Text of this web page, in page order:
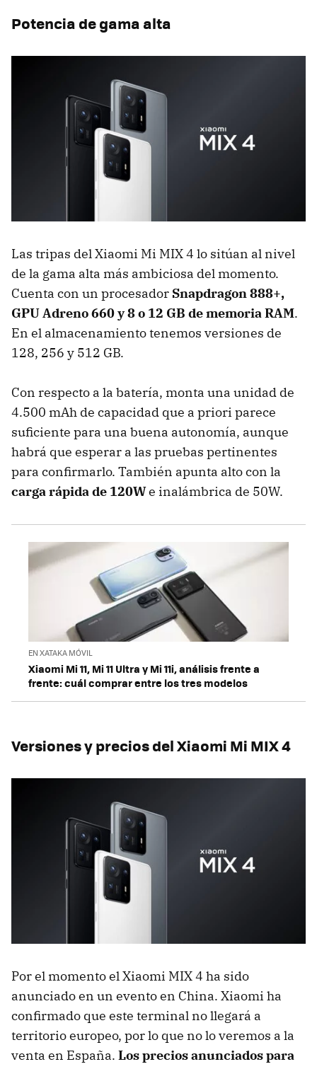
Potencia de gama alta
Las tripas del Xiaomi Mi MIX 4 lo sitúan al nivel
de la gama alta más ambiciosa del momento.
Cuenta con un procesador Snapdragon 888+,
GPU Adreno 660 y 8 o 12 GB de memoria RAM.
En el almacenamiento tenemos versiones de
128, 256 y 512 GB.
Con respecto a la batería, monta una unidad de
4.500 mAh de capacidad que a priori parece
suficiente para una buena autonomía, aunque
habrá que esperar a las pruebas pertinentes
para confirmarlo. También apunta alto con la
carga rápida de 120We inalámbrica de 50W.
EN XATAKA MÓVIL
Xiaomi Mi 11, Mi 11 Ultra y Mi 11i, análisis frente a
frente: cuál comprar entre los tres modelos
Versiones y precios del Xiaomi Mi MIX 4
Por el momento el Xiaomi MIX 4 ha sido
anunciado en un evento en China. Xiaomi ha
confirmado que este terminal no llegará a
territorio europeo, por lo que no lo veremos a la
venta en España. Los precios anunciados para